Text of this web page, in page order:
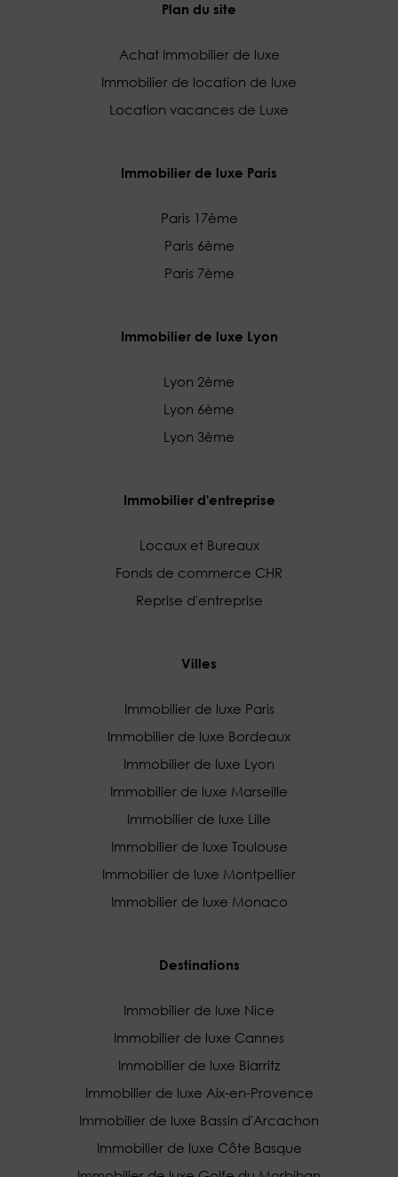
Plan du site
Achat Immobilier de luxe
Immobilier de location de luxe
Location vacances de Luxe
Immobilier de luxe Paris
Paris 17ème
Paris 6ème
Paris 7ème
Immobilier de luxe Lyon
Lyon 2ème
Lyon 6ème
Lyon 3ème
Immobilier d'entreprise
Locaux et Bureaux
Fonds de commerce CHR
Reprise d'entreprise
Villes
Immobilier de luxe Paris
Immobilier de luxe Bordeaux
Immobilier de luxe Lyon
Immobilier de luxe Marseille
Immobilier de luxe Lille
Immobilier de luxe Toulouse
Immobilier de luxe Montpellier
Immobilier de luxe Monaco
Destinations
Immobilier de luxe Nice
Immobilier de luxe Cannes
Immobilier de luxe Biarritz
Immobilier de luxe Aix-en-Provence
Immobilier de luxe Bassin d'Arcachon
Immobilier de luxe Côte Basque